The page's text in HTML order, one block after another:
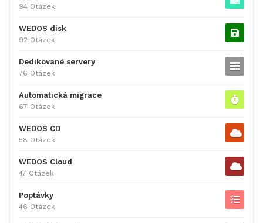
94 Otázek
WEDOS disk
92 Otázek
Dedikované servery
76 Otázek
Automatická migrace
67 Otázek
WEDOS CD
58 Otázek
WEDOS Cloud
47 Otázek
Poptávky
46 Otázek